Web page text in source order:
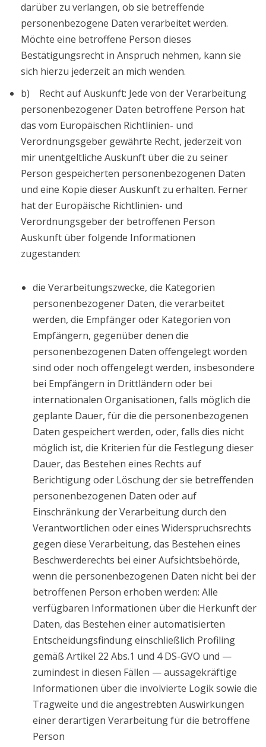
darüber zu verlangen, ob sie betreffende
personenbezogene Daten verarbeitet werden.
Möchte eine betroffene Person dieses
Bestätigungsrecht in Anspruch nehmen, kann sie
sich hierzu jederzeit an mich wenden.
b) Recht auf Auskunft: Jede von der Verarbeitung
personenbezogener Daten betroffene Person hat
das vom Europäischen Richtlinien- und
Verordnungsgeber gewährte Recht, jederzeit von
mir unentgeltliche Auskunft über die zu seiner
Person gespeicherten personenbezogenen Daten
und eine Kopie dieser Auskunft zu erhalten. Ferner
hat der Europäische Richtlinien- und
Verordnungsgeber der betroffenen Person
Auskunft über folgende Informationen
zugestanden:
die Verarbeitungszwecke, die Kategorien
personenbezogener Daten, die verarbeitet
werden, die Empfänger oder Kategorien von
Empfängern, gegenüber denen die
personenbezogenen Daten offengelegt worden
sind oder noch offengelegt werden, insbesondere
bei Empfängern in Drittländern oder bei
internationalen Organisationen, falls möglich die
geplante Dauer, für die die personenbezogenen
Daten gespeichert werden, oder, falls dies nicht
möglich ist, die Kriterien für die Festlegung dieser
Dauer, das Bestehen eines Rechts auf
Berichtigung oder Löschung der sie betreffenden
personenbezogenen Daten oder auf
Einschränkung der Verarbeitung durch den
Verantwortlichen oder eines Widerspruchsrechts
gegen diese Verarbeitung, das Bestehen eines
Beschwerderechts bei einer Aufsichtsbehörde,
wenn die personenbezogenen Daten nicht bei der
betroffenen Person erhoben werden: Alle
verfügbaren Informationen über die Herkunft der
Daten, das Bestehen einer automatisierten
Entscheidungsfindung einschließlich Profiling
gemäß Artikel 22 Abs.1 und 4 DS-GVO und —
zumindest in diesen Fällen — aussagekräftige
Informationen über die involvierte Logik sowie die
Tragweite und die angestrebten Auswirkungen
einer derartigen Verarbeitung für die betroffene
Person